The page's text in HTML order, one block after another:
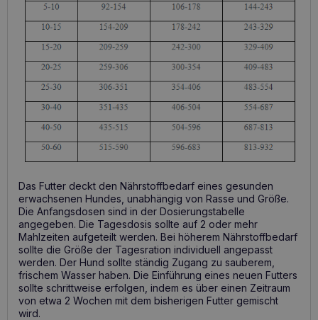
Das Futter deckt den Nährstoffbedarf eines gesunden
erwachsenen Hundes, unabhängig von Rasse und Größe.
Die Anfangsdosen sind in der Dosierungstabelle
angegeben. Die Tagesdosis sollte auf 2 oder mehr
Mahlzeiten aufgeteilt werden. Bei höherem Nährstoffbedarf
sollte die Größe der Tagesration individuell angepasst
werden. Der Hund sollte ständig Zugang zu sauberem,
frischem Wasser haben. Die Einführung eines neuen Futters
sollte schrittweise erfolgen, indem es über einen Zeitraum
von etwa 2 Wochen mit dem bisherigen Futter gemischt
wird.